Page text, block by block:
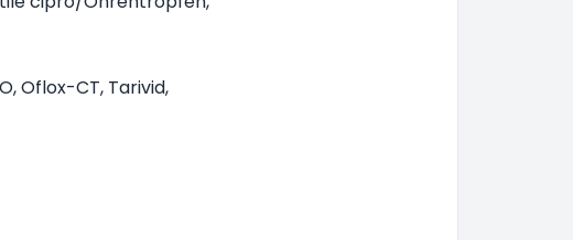
Oflox-CT, Tarivid,